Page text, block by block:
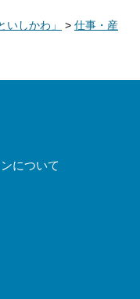
しかわ」 > 仕事・産
について